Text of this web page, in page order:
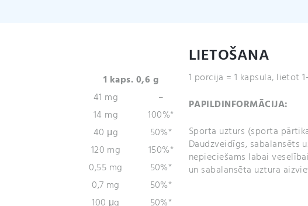
1 kaps. 0,6 g
41 mg
–
14 mg
100%*
40 μg
50%*
120 mg
150%*
0,55 mg
50%*
0,7 mg
50%*
LIETOŠANA
1 porcija = 1 kapsula, lietot
PAPILDINFORMĀCIJA:
Sporta uzturs (sporta
Daudzveidīgs, sabalansēts
nepieciešams labai
un sabalansēta uztura